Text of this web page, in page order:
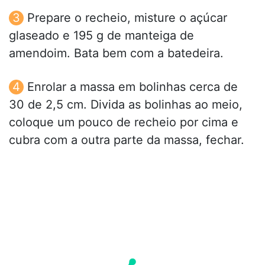
Prepare o recheio, misture o açúcar
glaseado e 195 g de manteiga de
amendoim. Bata bem com a batedeira.
Enrolar a massa em bolinhas cerca de
30 de 2,5 cm. Divida as bolinhas ao meio,
coloque um pouco de recheio por cima e
cubra com a outra parte da massa, fechar.